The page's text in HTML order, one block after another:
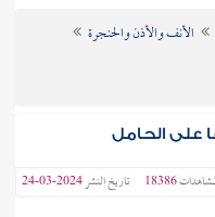
الأنف والأذن والحنجرة
على الحامل
18386 تاريخ النشر2024-03-24